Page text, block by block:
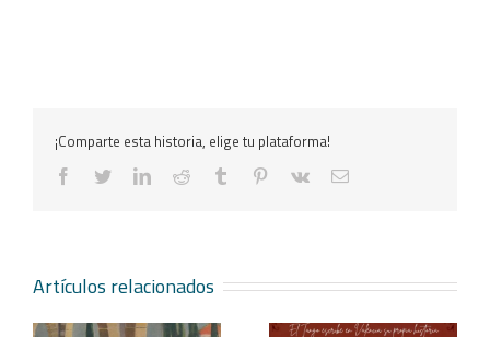
¡Comparte esta historia, elige tu plataforma!
facebooktwitterlinkedinreddit tumblr pinterest
vk
Correo
Artículos relacionados